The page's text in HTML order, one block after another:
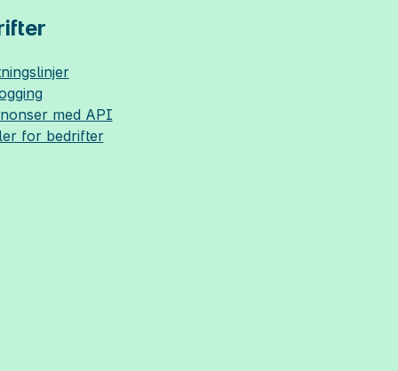
med API
for bedrifter